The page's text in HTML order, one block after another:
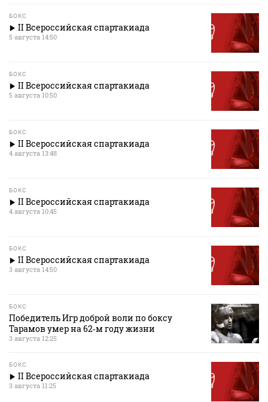
БОКС
II Всероссийская спартакиада
5 августа 14:50
БОКС
II Всероссийская спартакиада
5 августа 10:50
БОКС
II Всероссийская спартакиада
4 августа 13:48
БОКС
II Всероссийская спартакиада
4 августа 10:45
БОКС
II Всероссийская спартакиада
3 августа 14:50
БОКС
Победитель Игр доброй воли по боксу
Тарамов умер на 62‑м году жизни
3 августа 12:25
БОКС
II Всероссийская спартакиада
3 августа 11:25